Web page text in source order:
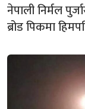
नेपाली निर्मल
ब्रोड पिकमा